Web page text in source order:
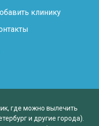
клинику
где можно вылечить
и другие города).